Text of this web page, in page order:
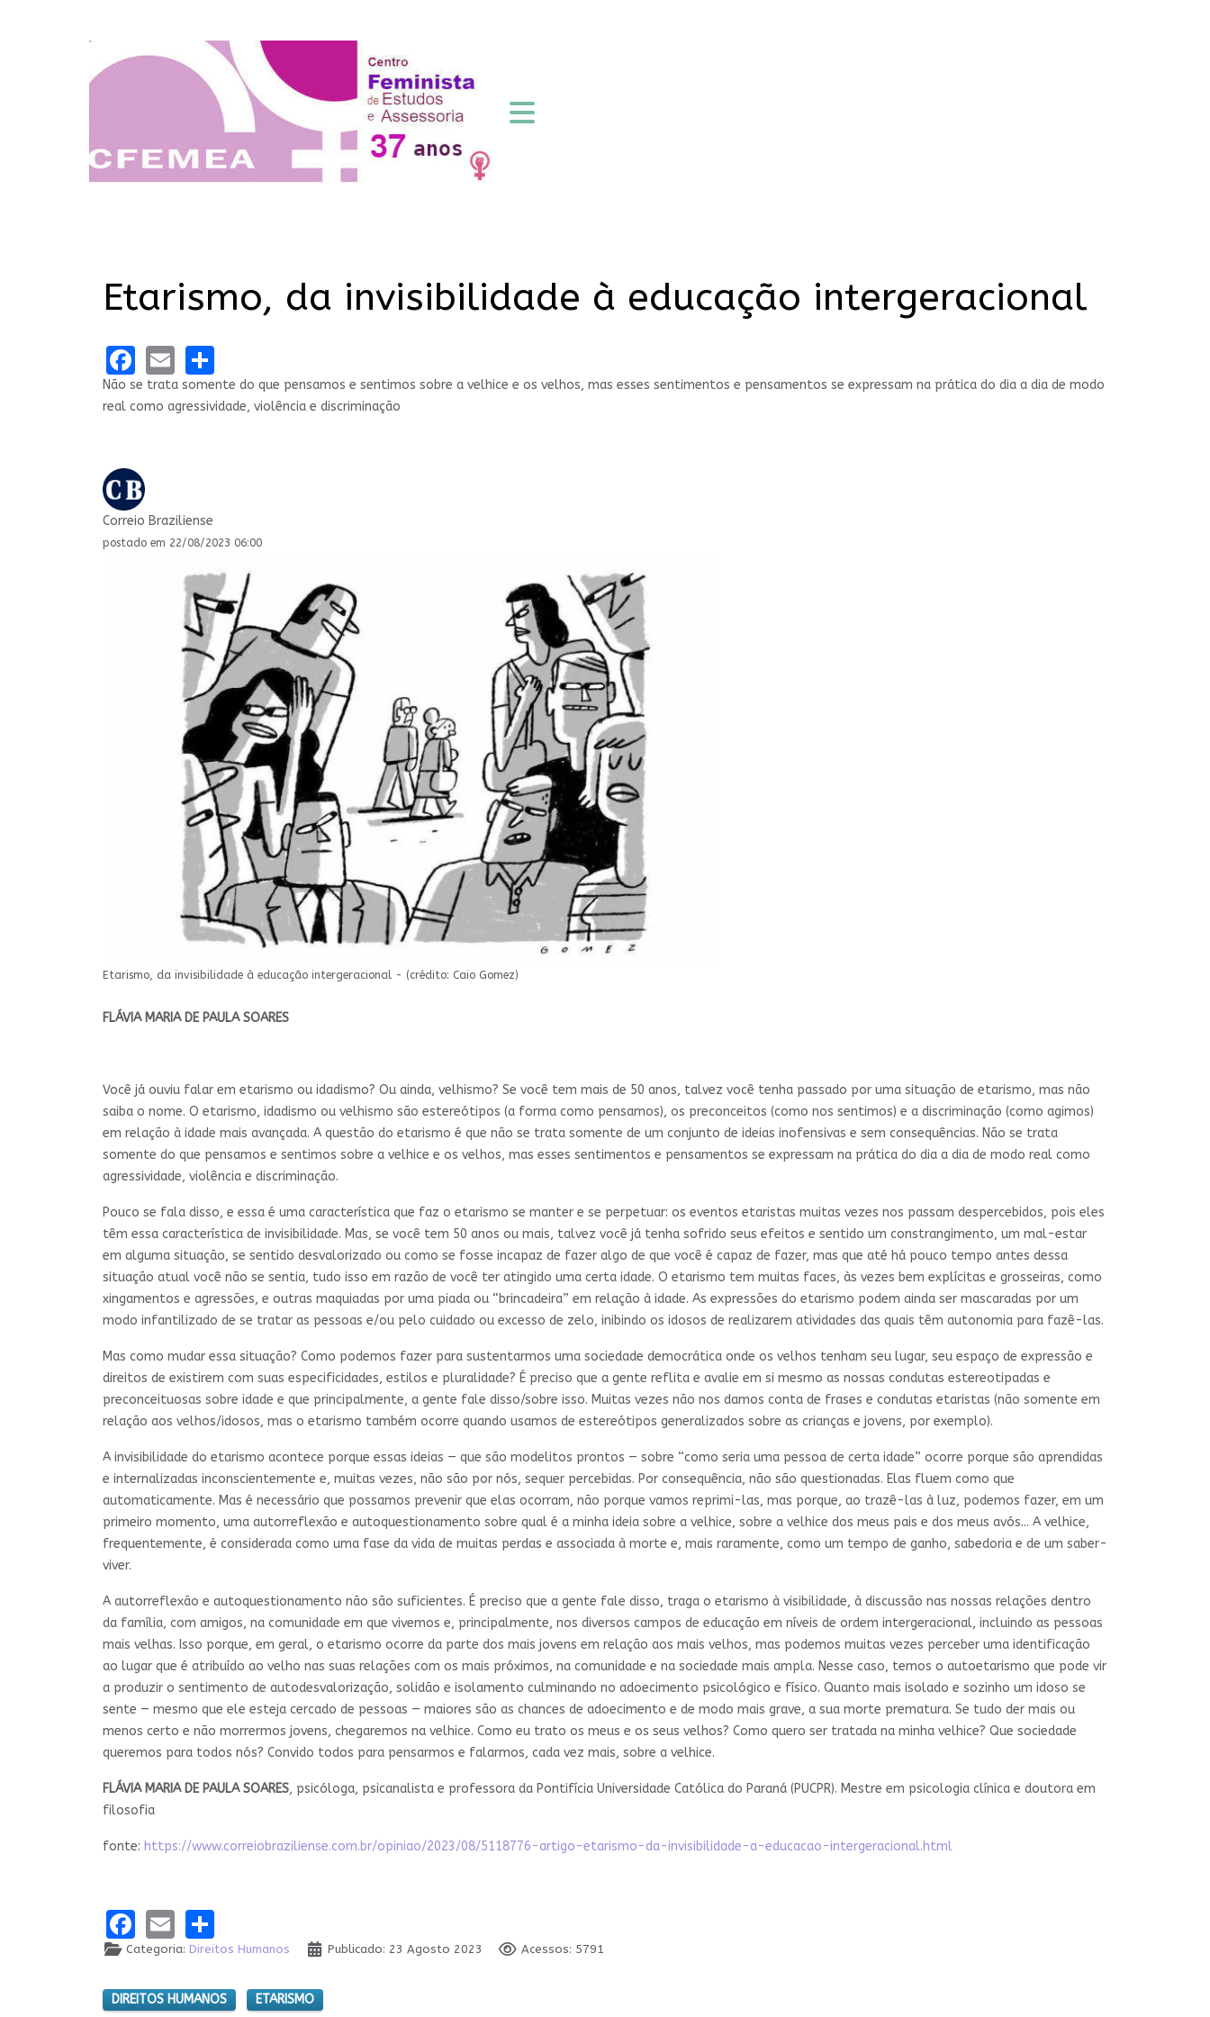
Etarismo, da invisibilidade à educação intergeracional
Facebook
Email
Não se trata somente do que pensamos e sentimos sobre a velhice e os velhos, mas esses sentimentos e pensamentos se expressam na prática do dia a dia de modo
real como agressividade, violência e discriminação
Correio Braziliense
postado em 22/08/2023 06:00
Etarismo, da invisibilidade à educação intergeracional - (crédito: Caio Gomez)
FLÁVIA MARIA DE PAULA SOARES
Você já ouviu falar em etarismo ou idadismo? Ou ainda, velhismo? Se você tem mais de 50 anos, talvez você tenha passado por uma situação de etarismo, mas não
saiba o nome. O etarismo, idadismo ou velhismo são estereótipos (a forma como pensamos), os preconceitos (como nos sentimos) e a discriminação (como agimos)
em relação à idade mais avançada. A questão do etarismo é que não se trata somente de um conjunto de ideias inofensivas e sem consequências. Não se trata
somente do que pensamos e sentimos sobre a velhice e os velhos, mas esses sentimentos e pensamentos se expressam na prática do dia a dia de modo real como
agressividade, violência e discriminação.
Pouco se fala disso, e essa é uma característica que faz o etarismo se manter e se perpetuar: os eventos etaristas muitas vezes nos passam despercebidos, pois eles
têm essa característica de invisibilidade. Mas, se você tem 50 anos ou mais, talvez você já tenha sofrido seus efeitos e sentido um constrangimento, um mal-estar
em alguma situação, se sentido desvalorizado ou como se fosse incapaz de fazer algo de que você é capaz de fazer, mas que até há pouco tempo antes dessa
situação atual você não se sentia, tudo isso em razão de você ter atingido uma certa idade. O etarismo tem muitas faces, às vezes bem explícitas e grosseiras, como
xingamentos e agressões, e outras maquiadas por uma piada ou “brincadeira” em relação à idade. As expressões do etarismo podem ainda ser mascaradas por um
modo infantilizado de se tratar as pessoas e/ou pelo cuidado ou excesso de zelo, inibindo os idosos de realizarem atividades das quais têm autonomia para fazê-las.
Mas como mudar essa situação? Como podemos fazer para sustentarmos uma sociedade democrática onde os velhos tenham seu lugar, seu espaço de expressão e
direitos de existirem com suas especificidades, estilos e pluralidade? É preciso que a gente reflita e avalie em si mesmo as nossas condutas estereotipadas e
preconceituosas sobre idade e que principalmente, a gente fale disso/sobre isso. Muitas vezes não nos damos conta de frases e condutas etaristas (não somente em
relação aos velhos/idosos, mas o etarismo também ocorre quando usamos de estereótipos generalizados sobre as crianças e jovens, por exemplo).
A invisibilidade do etarismo acontece porque essas ideias — que são modelitos prontos — sobre “como seria uma pessoa de certa idade” ocorre porque são aprendidas
e internalizadas inconscientemente e, muitas vezes, não são por nós, sequer percebidas. Por consequência, não são questionadas. Elas fluem como que
automaticamente. Mas é necessário que possamos prevenir que elas ocorram, não porque vamos reprimi-las, mas porque, ao trazê-las à luz, podemos fazer, em um
primeiro momento, uma autorreflexão e autoquestionamento sobre qual é a minha ideia sobre a velhice, sobre a velhice dos meus pais e dos meus avós... A velhice,
frequentemente, é considerada como uma fase da vida de muitas perdas e associada à morte e, mais raramente, como um tempo de ganho, sabedoria e de um saber-
viver.
A autorreflexão e autoquestionamento não são suficientes. É preciso que a gente fale disso, traga o etarismo à visibilidade, à discussão nas nossas relações dentro
da família, com amigos, na comunidade em que vivemos e, principalmente, nos diversos campos de educação em níveis de ordem intergeracional, incluindo as pessoas
mais velhas. Isso porque, em geral, o etarismo ocorre da parte dos mais jovens em relação aos mais velhos, mas podemos muitas vezes perceber uma identificação
ao lugar que é atribuído ao velho nas suas relações com os mais próximos, na comunidade e na sociedade mais ampla. Nesse caso, temos o autoetarismo que pode vir
a produzir o sentimento de autodesvalorização, solidão e isolamento culminando no adoecimento psicológico e físico. Quanto mais isolado e sozinho um idoso se
sente — mesmo que ele esteja cercado de pessoas — maiores são as chances de adoecimento e de modo mais grave, a sua morte prematura. Se tudo der mais ou
menos certo e não morrermos jovens, chegaremos na velhice. Como eu trato os meus e os seus velhos? Como quero ser tratada na minha velhice? Que sociedade
queremos para todos nós? Convido todos para pensarmos e falarmos, cada vez mais, sobre a velhice.
FLÁVIA MARIA DE PAULA SOARES, psicóloga, psicanalista e professora da Pontifícia Universidade Católica do Paraná (PUCPR). Mestre em psicologia clínica e doutora em
filosofia
fonte: https://www.correiobraziliense.com.br/opiniao/2023/08/5118776-artigo-etarismo-da-invisibilidade-a-educacao-intergeracional.html
Facebook
Email
Categoria: Direitos Humanos Publicado: 23 Agosto 2023 Acessos: 5791
DIREITOS HUMANOS ETARISMO